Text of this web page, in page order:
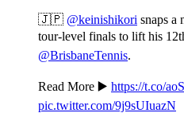
🇯🇵 @keinishikori snaps a
tour-level finals to lift his
@BrisbaneTennis.
Read More ▶️ https://t.co/
pic.twitter.com/9j9sUIuazN